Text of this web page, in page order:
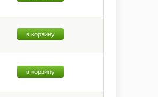
в корзину
в корзину